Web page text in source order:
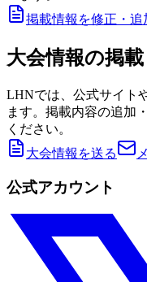
掲載情報を修正・追
大会情報の掲
LHNでは、公式サイト
ます。掲載内容の追加
ください。
大会情報を送る
公式アカウント